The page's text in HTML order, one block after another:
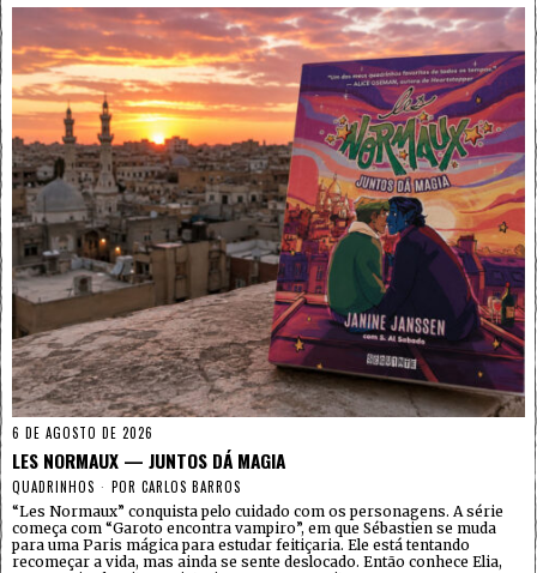
6 DE AGOSTO DE 2026
LES NORMAUX — JUNTOS DÁ MAGIA
QUADRINHOS POR CARLOS BARROS
“Les Normaux” conquista pelo cuidado com os personagens. A série
começa com “Garoto encontra vampiro”, em que Sébastien se muda
para uma Paris mágica para estudar feitiçaria. Ele está tentando
recomeçar a vida, mas ainda se sente deslocado. Então conhece Elia,